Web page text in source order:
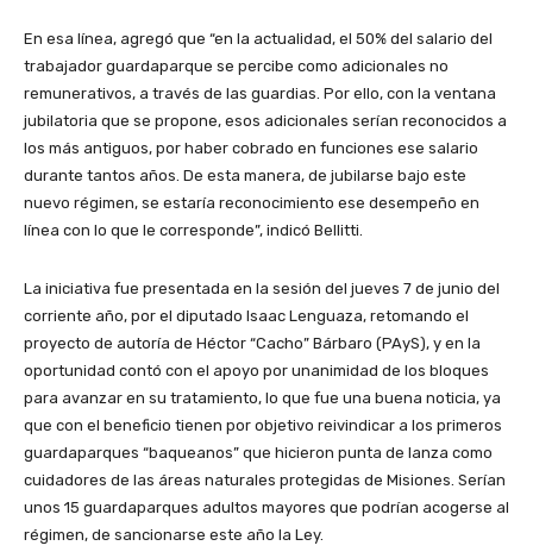
En esa línea, agregó que “en la actualidad, el 50% del salario del
trabajador guardaparque se percibe como adicionales no
remunerativos, a través de las guardias. Por ello, con la ventana
jubilatoria que se propone, esos adicionales serían reconocidos a
los más antiguos, por haber cobrado en funciones ese salario
durante tantos años. De esta manera, de jubilarse bajo este
nuevo régimen, se estaría reconocimiento ese desempeño en
línea con lo que le corresponde”, indicó Bellitti.
La iniciativa fue presentada en la sesión del jueves 7 de junio del
corriente año, por el diputado Isaac Lenguaza, retomando el
proyecto de autoría de Héctor “Cacho” Bárbaro (PAyS), y en la
oportunidad contó con el apoyo por unanimidad de los bloques
para avanzar en su tratamiento, lo que fue una buena noticia, ya
que con el beneficio tienen por objetivo reivindicar a los primeros
guardaparques “baqueanos” que hicieron punta de lanza como
cuidadores de las áreas naturales protegidas de Misiones. Serían
unos 15 guardaparques adultos mayores que podrían acogerse al
régimen, de sancionarse este año la Ley.